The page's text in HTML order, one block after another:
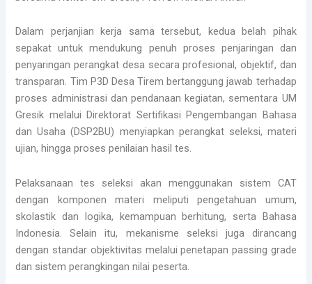
Dalam perjanjian kerja sama tersebut, kedua belah pihak
sepakat untuk mendukung penuh proses penjaringan dan
penyaringan perangkat desa secara profesional, objektif, dan
transparan. Tim P3D Desa Tirem bertanggung jawab terhadap
proses administrasi dan pendanaan kegiatan, sementara UM
Gresik melalui Direktorat Sertifikasi Pengembangan Bahasa
dan Usaha (DSP2BU) menyiapkan perangkat seleksi, materi
ujian, hingga proses penilaian hasil tes.
Pelaksanaan tes seleksi akan menggunakan sistem CAT
dengan komponen materi meliputi pengetahuan umum,
skolastik dan logika, kemampuan berhitung, serta Bahasa
Indonesia. Selain itu, mekanisme seleksi juga dirancang
dengan standar objektivitas melalui penetapan passing grade
dan sistem perangkingan nilai peserta.